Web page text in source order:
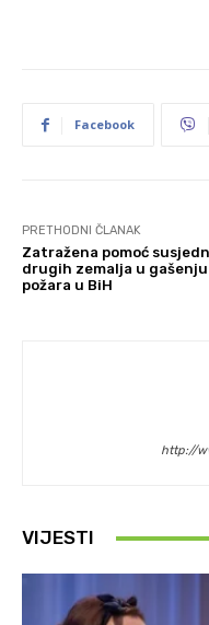
Facebook
PRETHODNI ČLANAK
Zatražena pomoć
drugih zemalja u gašenju
požara u BiH
http://
VIJESTI